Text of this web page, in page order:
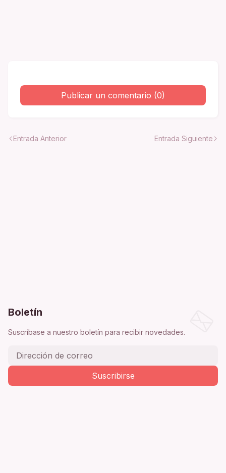
Publicar un comentario (0)
Entrada Anterior Entrada Siguiente
Boletín
Suscríbase a nuestro boletín para recibir novedades.